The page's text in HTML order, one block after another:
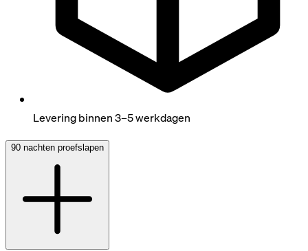
Levering binnen 3–5 werkdagen
90 nachten proefslapen